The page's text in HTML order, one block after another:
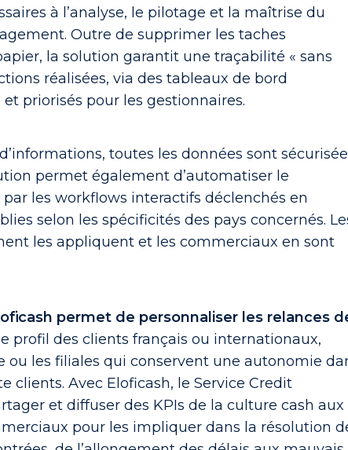
à l’analyse, le pilotage et la maîtrise du
Outre de supprimer les taches
la solution garantit une traçabilité « sans
réalisées, via des tableaux de bord
priorisés pour les gestionnaires.
toutes les données sont
permet également d’automatiser le
les workflows interactifs déclenchés en
selon les spécificités des pays concernés.
les appliquent et les commerciaux en sont
permet de personnaliser les relances
profil des clients français ou internationaux,
ou les filiales qui conservent une autonomie
clients. Avec Eloficash, le Service Credit
et diffuser des KPIs de la culture cash aux
pour les impliquer dans la résolution